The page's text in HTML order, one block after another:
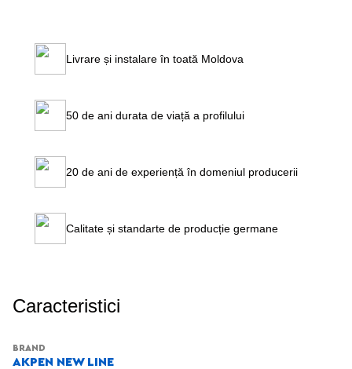
Livrare și instalare în toată Moldova
50 de ani durata de viață a profilului
20 de ani de experiență în domeniul producerii
Calitate și standarte de producție germane
Caracteristici
BRAND
AKPEN NEW LINE